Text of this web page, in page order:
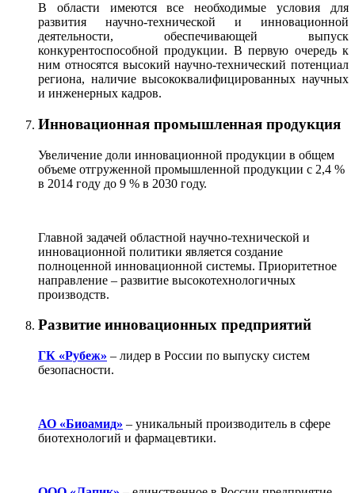
В области имеются все необходимые условия для
развития научно-технической и инновационной
деятельности, обеспечивающей выпуск
конкурентоспособной продукции. В первую очередь к
ним относятся высокий научно-технический потенциал
региона, наличие высококвалифицированных научных
и инженерных кадров.
Инновационная промышленная продукция
Увеличение доли инновационной продукции в общем
объеме отгруженной промышленной продукции с 2,4 %
в 2014 году до 9 % в 2030 году.
Главной задачей областной научно-технической и
инновационной политики является создание
полноценной инновационной системы. Приоритетное
направление – развитие высокотехнологичных
производств.
Развитие инновационных предприятий
ГК «Рубеж» – лидер в России по выпуску систем
безопасности.
АО «Биоамид» – уникальный производитель в сфере
биотехнологий и фармацевтики.